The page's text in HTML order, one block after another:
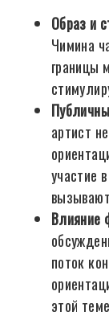
Образ и
Чимина
границы
артист
участие
Влияние
поток
этой